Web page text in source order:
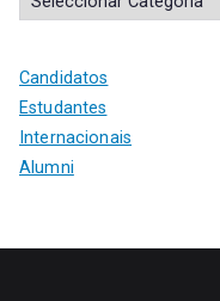
Candidatos
Estudantes
Internacionais
Alumni